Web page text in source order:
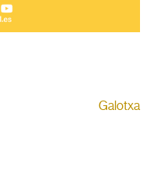
Galotxa